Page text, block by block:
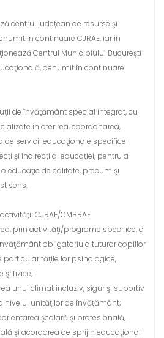
centrul judeţean de resurse şi
în continuare CJRAE, iar în
Centrul Municipiului Bucureşti
denumit în continuare
de învăţământ special integrat, cu
în oferirea, coordonarea,
de servicii educaţionale specifice
şi indirecţi ai educaţiei, pentru a
educaţie de calitate, precum şi
sens.
CJRAE/CMBRAE
prin activităţi/programe specifice, a
obligatoriu a tuturor copiilor
particularităţile lor psihologice,
şi fizice;
unui climat incluziv, sigur şi suportiv
nivelul unităţilor de învăţământ;
şcolară şi profesională,
şi acordarea de sprijin educaţional